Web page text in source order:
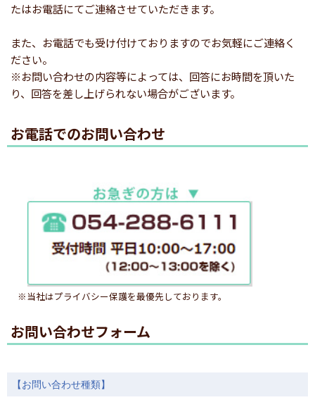
たはお電話にてご連絡させていただきます。
また、お電話でも受け付けておりますのでお気軽にご連絡く
ださい。
※お問い合わせの内容等によっては、回答にお時間を頂いた
り、回答を差し上げられない場合がございます。
お電話でのお問い合わせ
※当社はプライバシー保護を最優先しております。
お問い合わせフォーム